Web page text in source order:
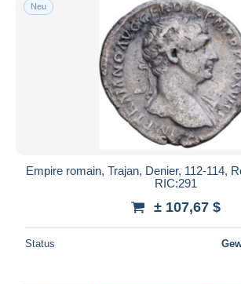
Neu
Empire romain, Trajan, Denier, 112-114,
RIC:291
± 107,67 $
Status